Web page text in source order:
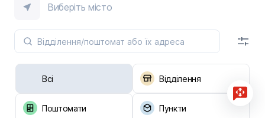
Виберіть місто
Всі Відділення
Поштомати Пункти